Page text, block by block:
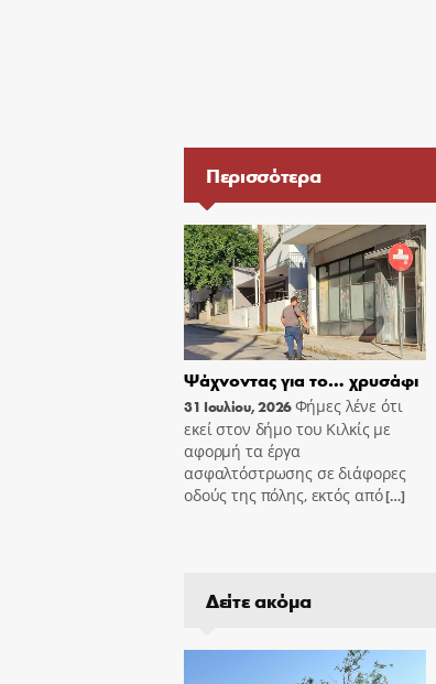
Περισσότερα
Ψάχνοντας για το… χρυσάφι
31 Ιουλίου, 2026Φήμες λένε ότι
εκεί στον δήμο του Κιλκίς με
αφορμή τα έργα
ασφαλτόστρωσης σε διάφορες
οδούς της πόλης, εκτός από[…]
Δείτε ακόμα